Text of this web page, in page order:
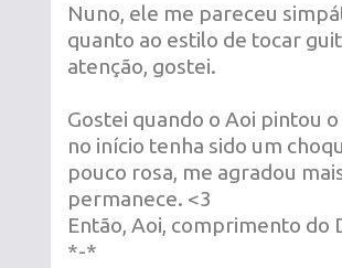
Nuno, ele me pareceu
quanto ao estilo de tocar
atenção, gostei.
Gostei quando o Aoi pintou
no início tenha sido um
pouco rosa, me agradou
permanece. <3
Então, Aoi, comprimento do
*-*